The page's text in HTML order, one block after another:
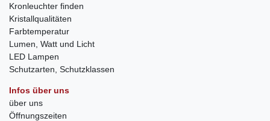
Kronleuchter finden
Kristallqualitäten
Farbtemperatur
Lumen, Watt und Licht
LED Lampen
Schutzarten, Schutzklassen
Infos über uns
über uns
Öffnungszeiten